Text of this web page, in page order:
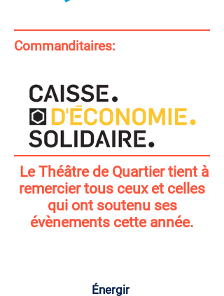
Commanditaires:
Le Théâtre de Quartier tient à
remercier tous ceux et celles
qui ont soutenu ses
évènements cette année.
Énergir